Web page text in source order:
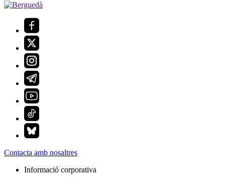
Contacta amb nosaltres
Informació corporativa